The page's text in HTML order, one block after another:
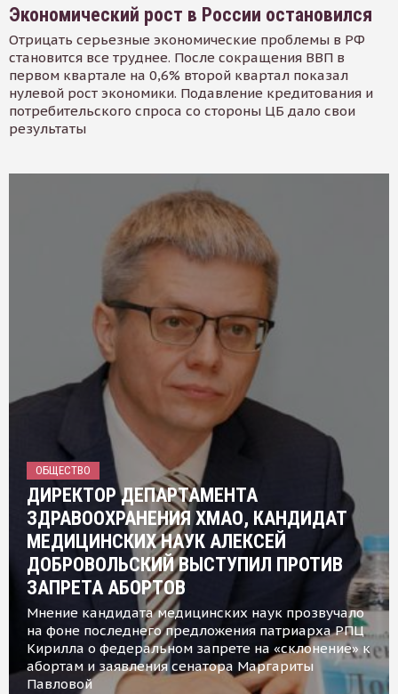
Экономический рост в России остановился
Отрицать серьезные экономические проблемы в РФ
становится все труднее. После сокращения ВВП в
первом квартале на 0,6% второй квартал показал
нулевой рост экономики. Подавление кредитования и
потребительского спроса со стороны ЦБ дало свои
результаты
ОБЩЕСТВО
ДИРЕКТОР ДЕПАРТАМЕНТА
ЗДРАВООХРАНЕНИЯ ХМАО, КАНДИДАТ
МЕДИЦИНСКИХ НАУК АЛЕКСЕЙ
ДОБРОВОЛЬСКИЙ ВЫСТУПИЛ ПРОТИВ
ЗАПРЕТА АБОРТОВ
Мнение кандидата медицинских наук прозвучало
на фоне последнего предложения патриарха РПЦ
Кирилла о федеральном запрете на «склонение» к
абортам и заявления сенатора Маргариты
Павловой